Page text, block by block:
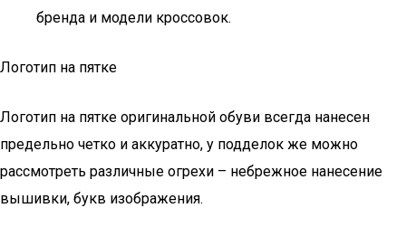
бренда и модели кроссовок.
Логотип на пятке
Логотип на пятке оригинальной обуви всегда нанесен
предельно четко и аккуратно, у подделок же можно
рассмотреть различные огрехи – небрежное нанесение
вышивки, букв изображения.